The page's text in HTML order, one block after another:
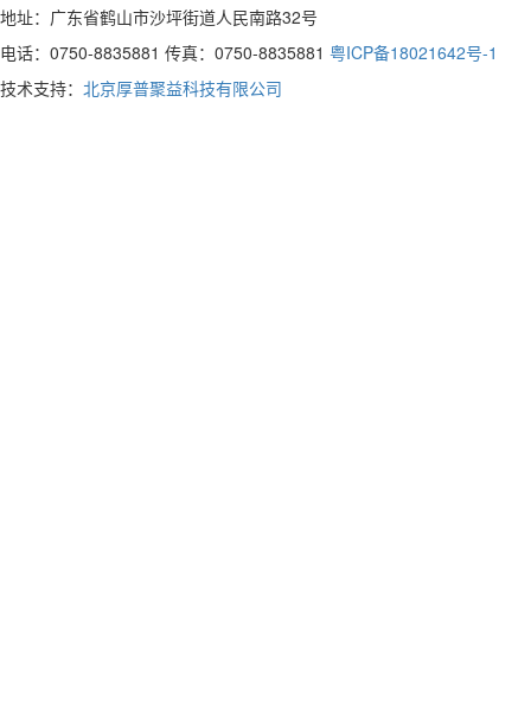
地址：广东省鹤山市沙坪街道人民南路32号
电话：0750-8835881 传真：0750-8835881 粤ICP备18021642号-1
技术支持： 北京厚普聚益科技有限公司